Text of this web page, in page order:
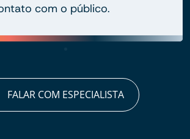
com o público.
FALAR COM ESPECIALISTA